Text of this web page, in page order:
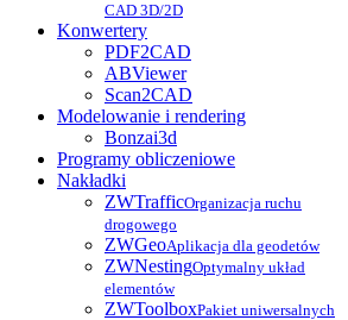
CAD 3D/2D
Konwertery
PDF2CAD
ABViewer
Scan2CAD
Modelowanie i rendering
Bonzai3d
Programy obliczeniowe
Nakładki
ZWTrafficOrganizacja ruchu
drogowego
ZWGeoAplikacja dla geodetów
ZWNestingOptymalny układ
elementów
ZWToolboxPakiet uniwersalnych